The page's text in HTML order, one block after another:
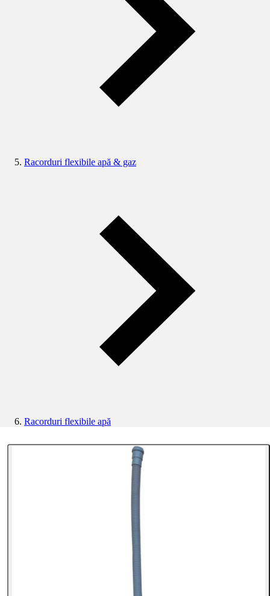
Racorduri flexibile apă & gaz
Racorduri flexibile apă